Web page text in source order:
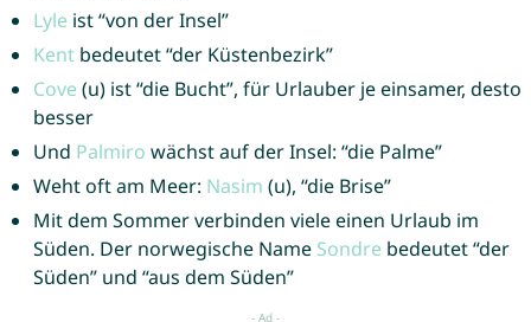
Lyle ist “von der Insel”
Kentbedeutet “der Küstenbezirk”
Cove (u) ist “die Bucht”, für Urlauber je einsamer, desto
besser
Und Palmiro wächst auf der Insel: “die Palme”
Weht oft am Meer: Nasim (u), “die Brise”
Mit dem Sommer verbinden viele einen Urlaub im
Süden. Der norwegische Name Sondre bedeutet “der
Süden” und “aus dem Süden”